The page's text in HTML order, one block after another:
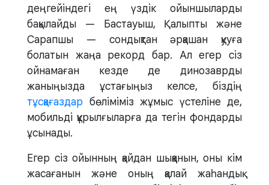
деңгейіндегі ең үздік ойыншыларды
бақылайды — Бастауыш, Қалыпты және
Сарапшы — сондықтан әрқашан қууға
болатын жаңа рекорд бар. Ал егер сіз
ойнамаған кезде де динозаврды
жаныңызда ұстағыңыз келсе, біздің
тұсқағаздар бөліміміз жұмыс үстеліне де,
мобильді құрылғыларға да тегін фондарды
ұсынады.
Егер сіз ойынның қайдан шыққанын, оны кім
жасағанын және оның қалай жаһандық